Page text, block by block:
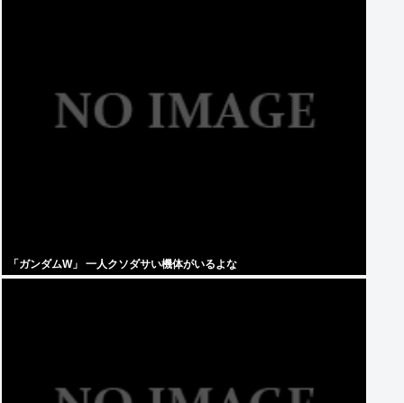
「ガンダムW」 一人クソダサい機体がいるよな